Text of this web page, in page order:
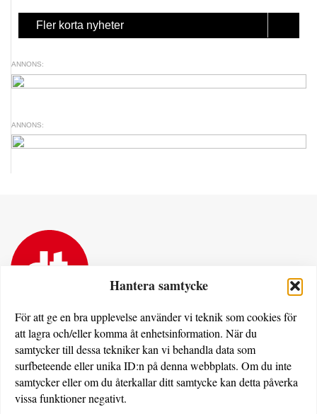
Hantera samtycke
För att ge en bra upplevelse använder vi teknik som cookies för
att lagra och/eller komma åt enhetsinformation. När du
samtycker till dessa tekniker kan vi behandla data som
surfbeteende eller unika ID:n på denna webbplats. Om du inte
samtycker eller om du återkallar ditt samtycke kan detta påverka
vissa funktioner negativt.
Fler korta nyheter
ANNONS:
ANNONS:
Dövas Tidning
Rissneleden 138
174 57 Sundbyberg
Utgivare av dovastidning.se: